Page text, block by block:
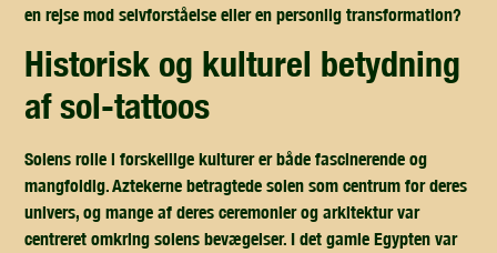
en rejse mod selvforståelse eller en personlig transformation?
historisk og kulturel betydning
af sol-tattoos
Solens rolle i forskellige kulturer er både fascinerende og
mangfoldig. Aztekerne betragtede solen som centrum for deres
univers, og mange af deres ceremonier og arkitektur var
centreret omkring solens bevægelser. I det gamle Egypten var